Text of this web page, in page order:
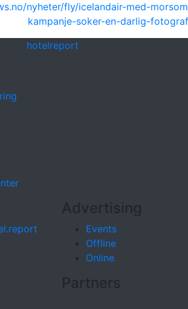
nyheter/fly/icelandair-med-
kampanje-soker-en-darlig-
hotelreport
Advertising
Events
Offline
Online
Partners